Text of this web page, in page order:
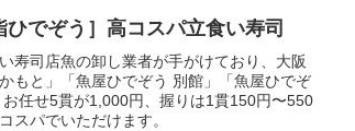
でぞう］高コスパ立食い寿司
寿司店魚の卸し業者が手がけており、大阪
もと」「魚屋ひでぞう 別館」「魚屋ひでぞ
任せ5貫が1,000円、握りは1貫150円〜550
スパでいただけます。